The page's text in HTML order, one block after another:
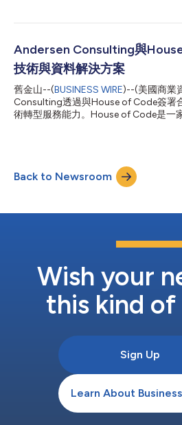
該公司透過國際業務發展與出口顧問、
場、吸引優秀人才，並駕馭土耳其的商
和深厚的本地專長，ODS提供量身打造
期價值創造。 ODS Consulting Group
示：「自成立以來，我們一直專注於透
合的方式，協助企業實現永續成長。
作使我們能夠擴大能力，在技術、人才
更具綜合性的解決方案。」 Andersen
Andersen Consulting與
技術與資料解決方案
舊金山--(BUSINESS WIRE)--(美國商業
Consulting透過與House of Code簽署
術轉型服務能力。House of Code是一
公用事業公司。該公司在能源交易與風
知識，能夠為企業提供系統實施、業務
的工作流程現代化等方面的支援。其專
統的營運透明度，並為建構智慧代理式
注於清晰度、效率和可衡量的成果。透
擴大規模、更好地服務於大中型企業，
Back to Newsroom
Wish your
this kind of
Sign Up
Learn About